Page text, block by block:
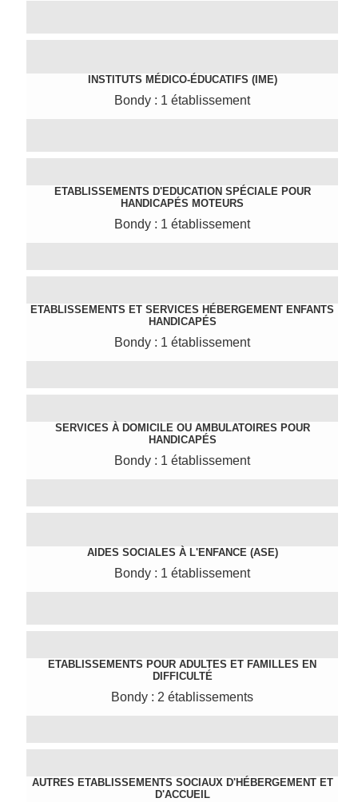
INSTITUTS MÉDICO-ÉDUCATIFS (IME)
Bondy : 1 établissement
ETABLISSEMENTS D'EDUCATION SPÉCIALE POUR
HANDICAPÉS MOTEURS
Bondy : 1 établissement
ETABLISSEMENTS ET SERVICES HÉBERGEMENT ENFANTS
HANDICAPÉS
Bondy : 1 établissement
SERVICES À DOMICILE OU AMBULATOIRES POUR
HANDICAPÉS
Bondy : 1 établissement
AIDES SOCIALES À L'ENFANCE (ASE)
Bondy : 1 établissement
ETABLISSEMENTS POUR ADULTES ET FAMILLES EN
DIFFICULTÉ
Bondy : 2 établissements
AUTRES ETABLISSEMENTS SOCIAUX D'HÉBERGEMENT ET
D'ACCUEIL